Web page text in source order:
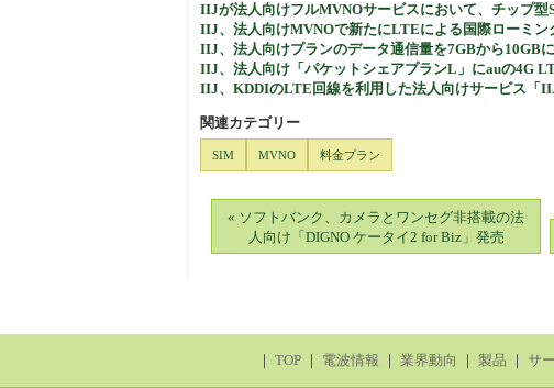
IIJが法人向けフルMVNOサービスにおいて、チップ型
IIJ、法人向けMVNOで新たにLTEによる国際ローミン
IIJ、法人向けプランのデータ通信量を7GBから10GB
IIJ、法人向け「パケットシェアプランL」にauの4G
IIJ、KDDIのLTE回線を利用した法人向けサービス「
関連カテゴリー
SIM MVNO 料金プラン
« ソフトバンク、カメラとワンセグ非搭載の法
人向け「DIGNO ケータイ2 for Biz」発売
｜ TOP ｜ 電波情報 ｜ 業界動向 ｜ 製品 ｜ サ